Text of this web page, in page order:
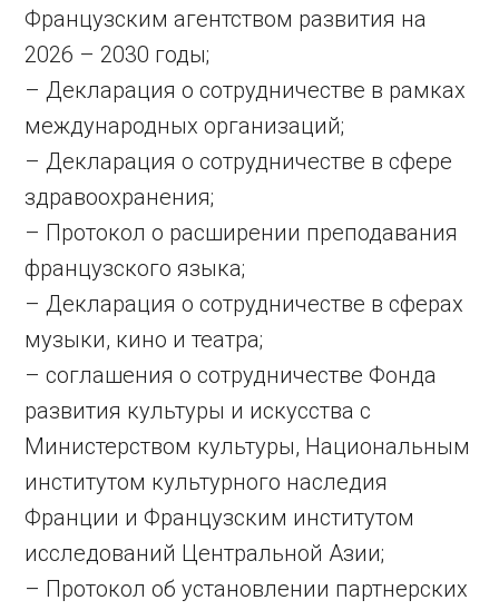
Французским агентством развития на
2026 – 2030 годы;
– Декларация о сотрудничестве в рамках
международных организаций;
– Декларация о сотрудничестве в сфере
здравоохранения;
– Протокол о расширении преподавания
французского языка;
– Декларация о сотрудничестве в сферах
музыки, кино и театра;
– соглашения о сотрудничестве Фонда
развития культуры и искусства с
Министерством культуры, Национальным
институтом культурного наследия
Франции и Французским институтом
исследований Центральной Азии;
– Протокол об установлении партнерских